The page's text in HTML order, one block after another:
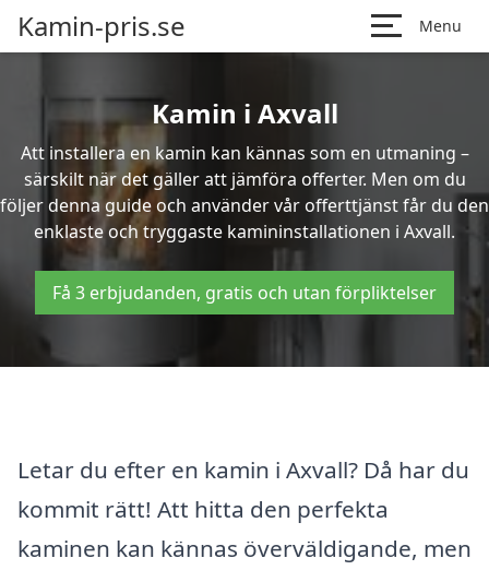
Kamin-pris.se Menu
Kamin i Axvall
Att installera en kamin kan kännas som en utmaning –
särskilt när det gäller att jämföra offerter. Men om du
följer denna guide och använder vår offerttjänst får du den
enklaste och tryggaste kamininstallationen i Axvall.
Få 3 erbjudanden, gratis och utan förpliktelser
Letar du efter en kamin i Axvall? Då har du
kommit rätt! Att hitta den perfekta
kaminen kan kännas överväldigande, men